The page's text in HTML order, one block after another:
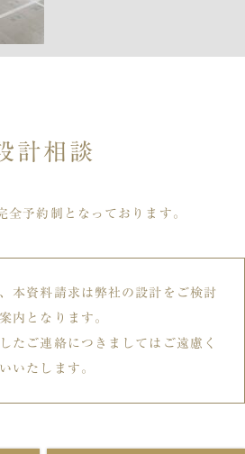
計相談
全予約制となっております。
本資料請求は弊社の設計をご検討
内となります。
たご連絡につきましてはご遠慮く
いたします。